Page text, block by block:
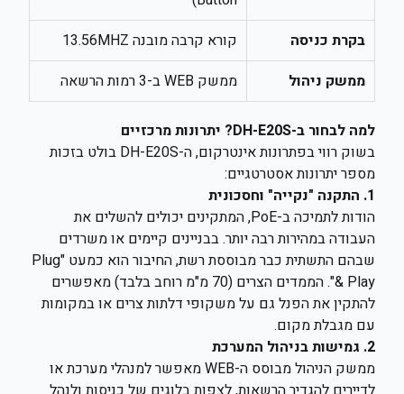
בקרת כניסה
קורא קרבה מובנה 13.56MHZ
ממשק ניהול
ממשק WEB ב-3 רמות הרשאה
למה לבחור ב-DH-E20S? יתרונות מרכזיים
בשוק רווי בפתרונות אינטרקום, ה-DH-E20S בולט בזכות
מספר יתרונות אסטרטגיים:
1. התקנה "נקייה" וחסכונית
הודות לתמיכה ב-PoE, המתקינים יכולים להשלים את
העבודה במהירות רבה יותר. בבניינים קיימים או משרדים
שבהם התשתית כבר מבוססת רשת, החיבור הוא כמעט "Plug
& Play". הממדים הצרים (70 מ"מ רוחב בלבד) מאפשרים
להתקין את הפנל גם על משקופי דלתות צרים או במקומות
עם מגבלת מקום.
2. גמישות בניהול המערכת
ממשק הניהול מבוסס ה-WEB מאפשר למנהלי מערכת או